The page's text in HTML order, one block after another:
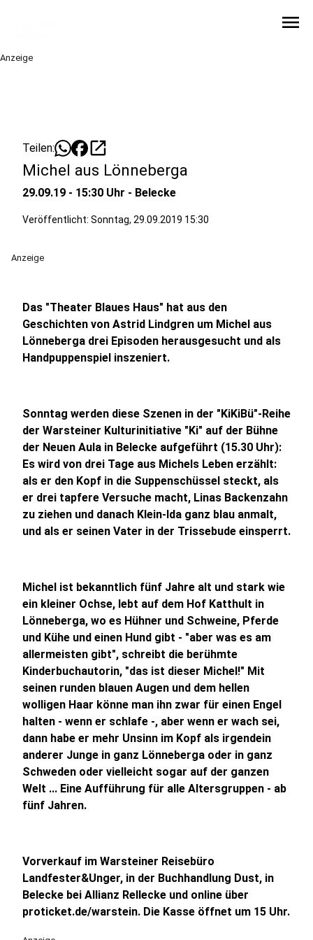
menu
Anzeige
Teilen: open_in_new
Michel aus Lönneberga
29.09.19 - 15:30 Uhr - Belecke
Veröffentlicht: Sonntag, 29.09.2019 15:30
Anzeige
Das "Theater Blaues Haus" hat aus den
Geschichten von Astrid Lindgren um Michel aus
Lönneberga drei Episoden herausgesucht und als
Handpuppenspiel inszeniert.
Sonntag werden diese Szenen in der "KiKiBü"-Reihe
der Warsteiner Kulturinitiative "Ki" auf der Bühne
der Neuen Aula in Belecke aufgeführt (15.30 Uhr):
Es wird von drei Tage aus Michels Leben erzählt:
als er den Kopf in die Suppenschüssel steckt, als
er drei tapfere Versuche macht, Linas Backenzahn
zu ziehen und danach Klein-Ida ganz blau anmalt,
und als er seinen Vater in der Trissebude einsperrt.
Michel ist bekanntlich fünf Jahre alt und stark wie
ein kleiner Ochse, lebt auf dem Hof Katthult in
Lönneberga, wo es Hühner und Schweine, Pferde
und Kühe und einen Hund gibt - "aber was es am
allermeisten gibt", schreibt die berühmte
Kinderbuchautorin, "das ist dieser Michel!" Mit
seinen runden blauen Augen und dem hellen
wolligen Haar könne man ihn zwar für einen Engel
halten - wenn er schlafe -, aber wenn er wach sei,
dann habe er mehr Unsinn im Kopf als irgendein
anderer Junge in ganz Lönneberga oder in ganz
Schweden oder vielleicht sogar auf der ganzen
Welt ... Eine Aufführung für alle Altersgruppen - ab
fünf Jahren.
Vorverkauf im Warsteiner Reisebüro
Landfester&Unger, in der Buchhandlung Dust, in
Belecke bei Allianz Rellecke und online über
proticket.de/warstein. Die Kasse öffnet um 15 Uhr.